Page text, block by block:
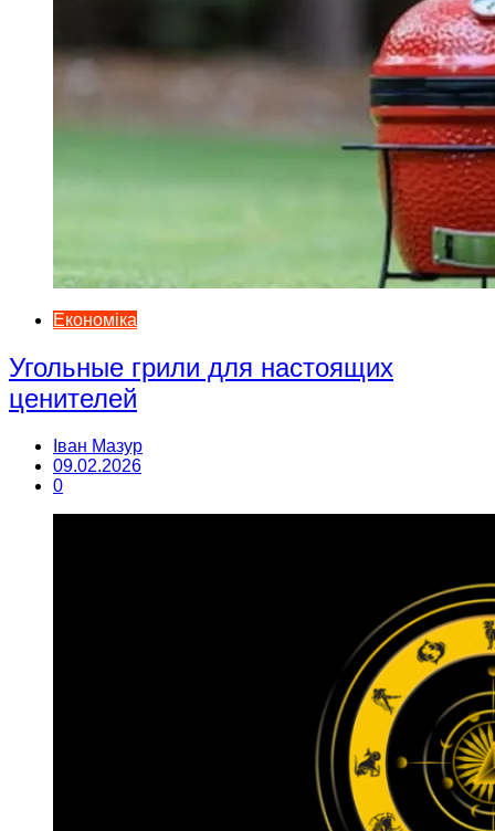
Економіка
Угольные грили для настоящих
ценителей
Іван Мазур
09.02.2026
0